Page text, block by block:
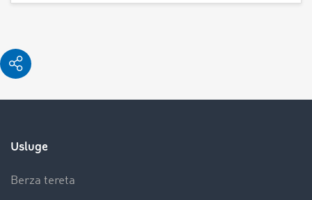
Usluge
Berza tereta